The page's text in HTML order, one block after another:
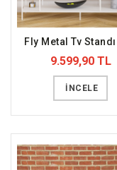
9.599,90 TL
İNCELE